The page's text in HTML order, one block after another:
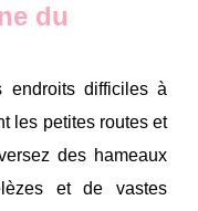
du
endroits difficiles à
les petites routes et
des hameaux
et de vastes